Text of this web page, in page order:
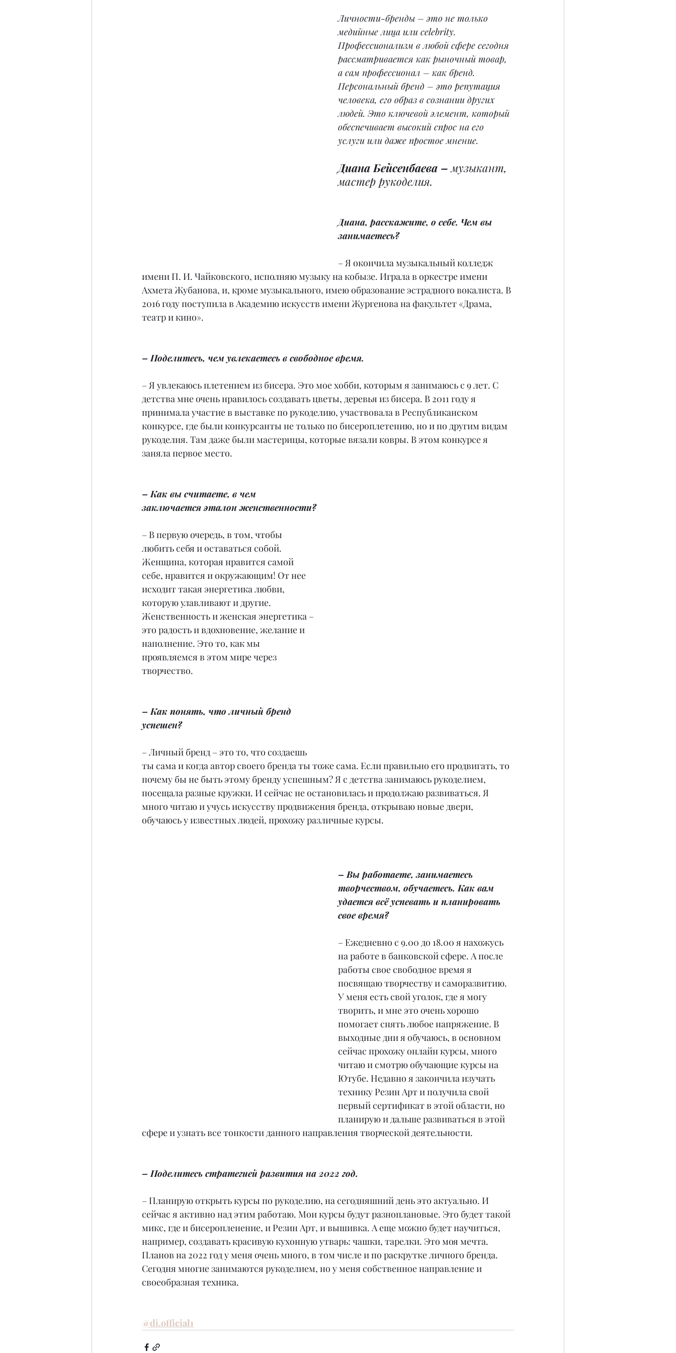
Личности-бренды – это не только
медийные лица или celebrity.
Профессионализм в любой сфере сегодня
рассматривается как рыночный товар,
а сам профессионал – как бренд.
Персональный бренд – это репутация
человека, его образ в сознании других
людей. Это ключевой элемент, который
обеспечивает высокий спрос на его
услуги или даже простое мнение.
Диана Бейсенбаева – музыкант,
мастер рукоделия.
Диана, расскажите, о себе. Чем вы
занимаетесь?
– Я окончила музыкальный колледж
имени П. И. Чайковского, исполняю музыку на кобызе. Играла в оркестре имени
Ахмета Жубанова, и, кроме музыкального, имею образование эстрадного вокалиста. В
2016 году поступила в Академию искусств имени Жургенова на факультет «Драма,
театр и кино».
– Поделитесь, чем увлекаетесь в свободное время.
– Я увлекаюсь плетением из бисера. Это мое хобби, которым я занимаюсь с 9 лет. С
детства мне очень нравилось создавать цветы, деревья из бисера. В 2011 году я
принимала участие в выставке по рукоделию, участвовала в Республиканском
конкурсе, где были конкурсанты не только по бисероплетению, но и по другим видам
рукоделия. Там даже были мастерицы, которые вязали ковры. В этом конкурсе я
заняла первое место.
– Как вы считаете, в чем
заключается эталон женственности?
– В первую очередь, в том, чтобы
любить себя и оставаться собой.
Женщина, которая нравится самой
себе, нравится и окружающим! От нее
исходит такая энергетика любви,
которую улавливают и другие.
Женственность и женская энергетика –
это радость и вдохновение, желание и
наполнение. Это то, как мы
проявляемся в этом мире через
творчество.
– Как понять, что личный бренд
успешен?
– Личный бренд – это то, что создаешь
ты сама и когда автор своего бренда ты тоже сама. Если правильно его продвигать, то
почему бы не быть этому бренду успешным? Я с детства занимаюсь рукоделием,
посещала разные кружки. И сейчас не остановилась и продолжаю развиваться. Я
много читаю и учусь искусству продвижения бренда, открываю новые двери,
обучаюсь у известных людей, прохожу различные курсы.
– Вы работаете, занимаетесь
творчеством, обучаетесь. Как вам
удается всё успевать и планировать
свое время?
– Ежедневно с 9.00 до 18.00 я нахожусь
на работе в банковской сфере. А после
работы свое свободное время я
посвящаю творчеству и саморазвитию.
У меня есть свой уголок, где я могу
творить, и мне это очень хорошо
помогает снять любое напряжение. В
выходные дни я обучаюсь, в основном
сейчас прохожу онлайн курсы, много
читаю и смотрю обучающие курсы на
Ютубе. Недавно я закончила изучать
технику Резин Арт и получила свой
первый сертификат в этой области, но
планирую и дальше развиваться в этой
сфере и узнать все тонкости данного направления творческой деятельности.
– Поделитесь стратегией развития на 2022 год.
– Планирую открыть курсы по рукоделию, на сегодняшний день это актуально. И
сейчас я активно над этим работаю. Мои курсы будут разноплановые. Это будет такой
микс, где и бисеропленение, и Резин Арт, и вышивка. А еще можно будет научиться,
например, создавать красивую кухонную утварь: чашки, тарелки. Это моя мечта.
Планов на 2022 год у меня очень много, в том числе и по раскрутке личного бренда.
Сегодня многие занимаются рукоделием, но у меня собственное направление и
своеобразная техника.
@di.official1